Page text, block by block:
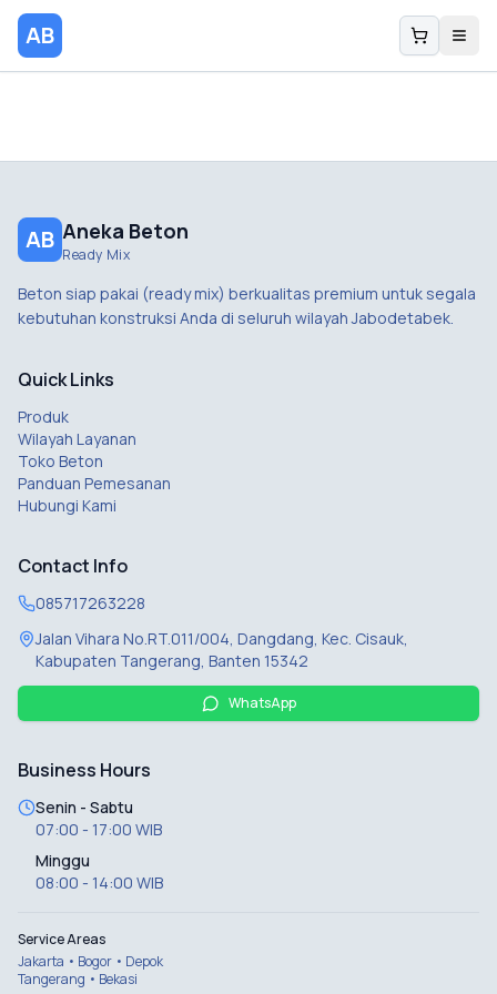
AB
AB Aneka Beton
Ready Mix
Beton siap pakai (ready mix) berkualitas premium untuk segala
kebutuhan konstruksi Anda di seluruh wilayah Jabodetabek.
Quick Links
Produk
Wilayah Layanan
Toko Beton
Panduan Pemesanan
Hubungi Kami
Contact Info
085717263228
Jalan Vihara No.RT.011/004, Dangdang, Kec. Cisauk,
Kabupaten Tangerang, Banten 15342
WhatsApp
Business Hours
Senin - Sabtu
07:00 - 17:00 WIB
Minggu
08:00 - 14:00 WIB
Service Areas
Jakarta • Bogor • Depok
Tangerang • Bekasi